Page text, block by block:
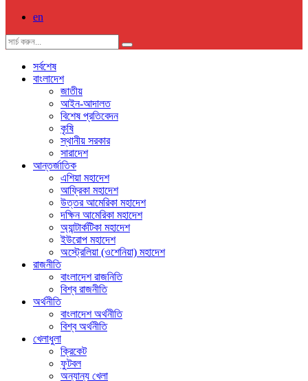
en
সর্বশেষ
বাংলাদেশ
জাতীয়
আইন-আদালত
বিশেষ প্রতিবেদন
কৃষি
স্থানীয় সরকার
সারাদেশ
আন্তর্জাতিক
এশিয়া মহাদেশ
আফ্রিকা মহাদেশ
উত্তর আমেরিকা মহাদেশ
দক্ষিন আমেরিকা মহাদেশ
অ্যান্টার্কটিকা মহাদেশ
ইউরোপ মহাদেশ
অস্ট্রেলিয়া (ওশেনিয়া) মহাদেশ
রাজনীতি
বাংলাদেশ রাজনিতি
বিশ্ব রাজনীতি
অর্থনীতি
বাংলাদেশ অর্থনীতি
বিশ্ব অর্থনীতি
খেলাধুলা
ক্রিকেট
ফুটবল
অন্যান্য খেলা